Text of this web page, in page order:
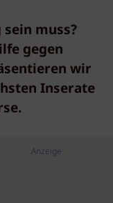
muss?
gegen
wir
Inserate
Anzeige